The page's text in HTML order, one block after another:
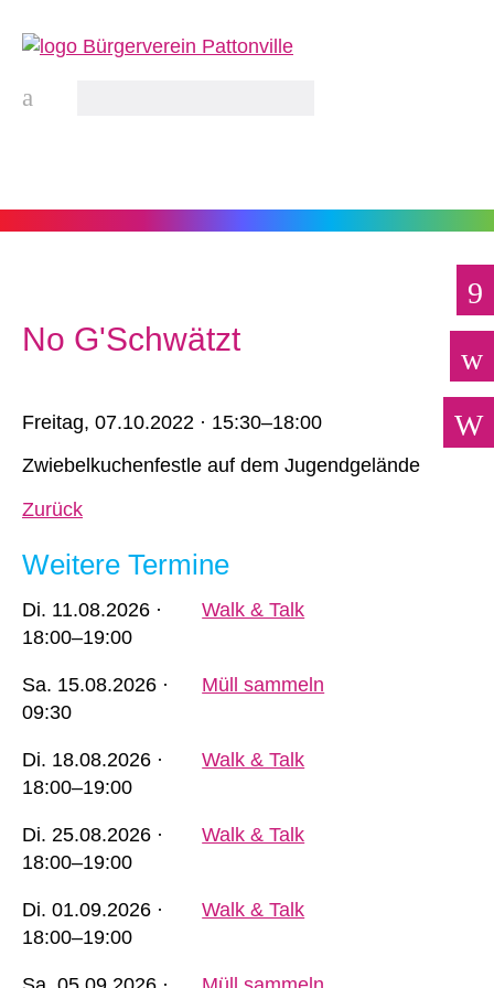
No G'Schwätzt
Freitag, 07.10.2022 · 15:30–18:00
Zwiebelkuchenfestle auf dem Jugendgelände
Zurück
Weitere Termine
Di. 11.08.2026 ·
18:00–19:00
Walk & Talk
Sa. 15.08.2026 ·
09:30
Müll sammeln
Di. 18.08.2026 ·
18:00–19:00
Walk & Talk
Di. 25.08.2026 ·
18:00–19:00
Walk & Talk
Di. 01.09.2026 ·
18:00–19:00
Walk & Talk